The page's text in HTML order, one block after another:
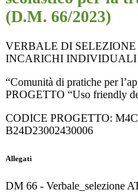
(D.M. 66/2023)
VERBALE DI
INCARICHI INDIVIDUALI
“Comunità di pratiche per
PROGETTO “Uso friendly
CODICE PROGETTO:
B24D23002430006
Allegati
DM 66 - Verbale_selezione